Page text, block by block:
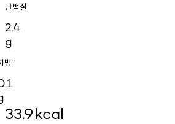
단백질
2.4
g
방
33.9kcal